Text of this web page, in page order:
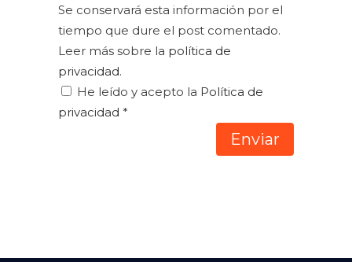
Se conservará esta información por el
tiempo que dure el post comentado.
Leer más sobre la política de
privacidad.
He leído y acepto la Política de
privacidad *